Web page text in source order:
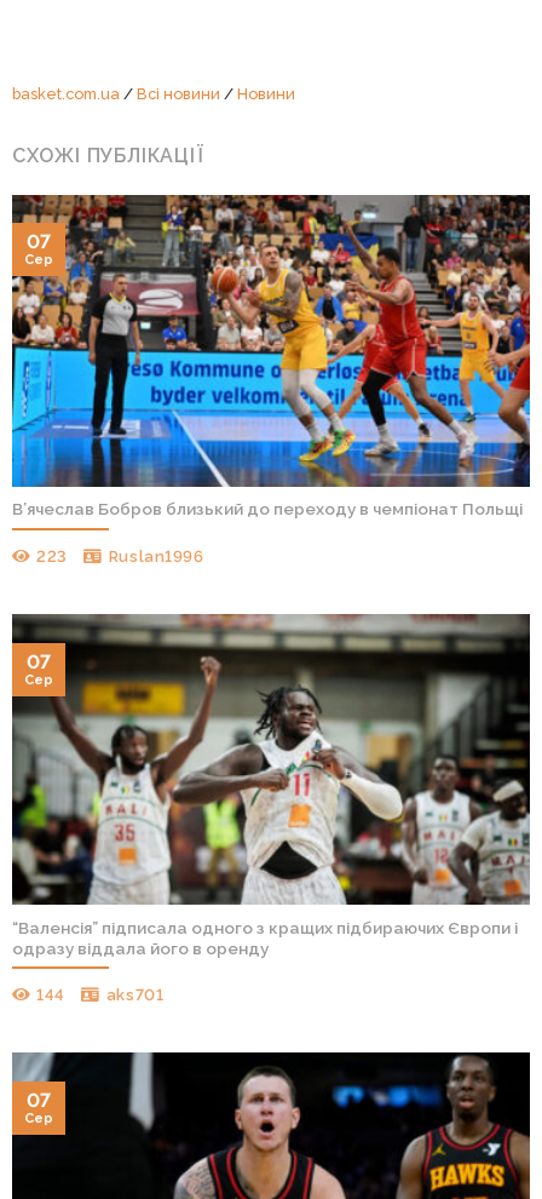
basket.com.ua / Всі новини / Новини
СХОЖІ ПУБЛІКАЦІЇ
В’ячеслав Бобров близький до переходу в чемпіонат Польщі
223 Ruslan1996
07
Сер
“Валенсія” підписала одного з кращих підбираючих Європи і
одразу віддала його в оренду
144 aks701
07
Сер
07
Сер